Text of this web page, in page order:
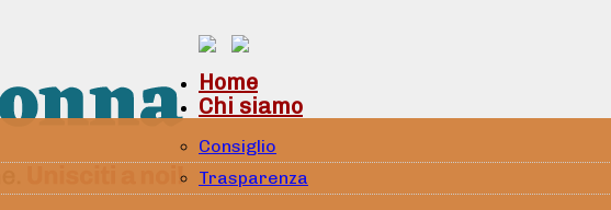
Home
Chi siamo
Consiglio
Trasparenza